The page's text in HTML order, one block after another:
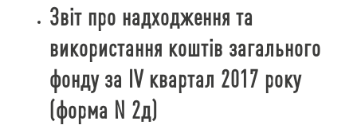
Звіт про надходження та
використання коштів загального
фонду за IV квартал 2017 року
(форма N 2д)